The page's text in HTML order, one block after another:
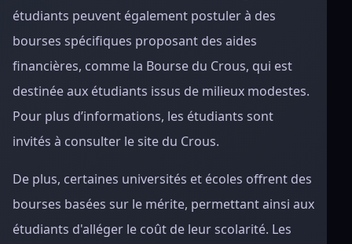
étudiants peuvent également postuler à des
bourses spécifiques proposant des aides
financières, comme la Bourse du Crous, qui est
destinée aux étudiants issus de milieux modestes.
Pour plus d’informations, les étudiants sont
invités à consulter le site du Crous.
De plus, certaines universités et écoles offrent des
bourses basées sur le mérite, permettant ainsi aux
étudiants d'alléger le coût de leur scolarité. Les